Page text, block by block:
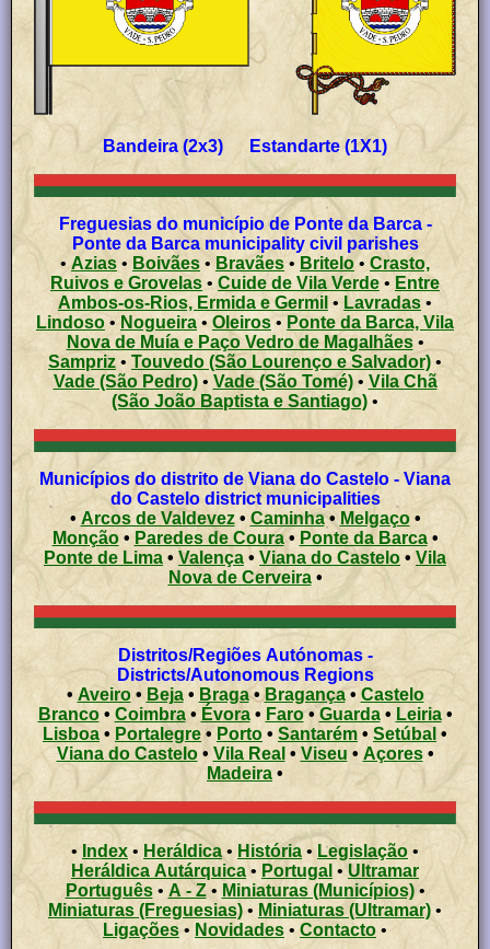
Bandeira (2x3) Estandarte (1X1)
Freguesias do município de Ponte da Barca -
Ponte da Barca municipality civil parishes
•Azias • Boivães • Bravães • Britelo• Crasto,
Ruivos e Grovelas • Cuide de Vila Verde • Entre
Ambos-os-Rios, Ermida e Germil • Lavradas •
Lindoso • Nogueira •Oleiros• Ponte da Barca, Vila
Nova de Muía e Paço Vedro de Magalhães•
Sampriz • Touvedo (São Lourenço e Salvador) •
Vade (São Pedro)• Vade (São Tomé)• Vila Chã
(São João Baptista e Santiago) •
Municípios do distrito de Viana do Castelo - Viana
do Castelo district municipalities
• Arcos de Valdevez• Caminha• Melgaço•
Monção• Paredes de Coura• Ponte da Barca•
Ponte de Lima • Valença • Viana do Castelo • Vila
Nova de Cerveira•
Distritos/Regiões Autónomas -
Districts/Autonomous Regions
• Aveiro• Beja• Braga•Bragança• Castelo
Branco• Coimbra• Évora• Faro•Guarda• Leiria•
Lisboa • Portalegre• Porto • Santarém • Setúbal •
Viana do Castelo• Vila Real • Viseu• Açores •
Madeira •
• Index• Heráldica • História • Legislação •
Heráldica Autárquica • Portugal •Ultramar
Português• A - Z• Miniaturas (Municípios)•
Miniaturas (Freguesias) • Miniaturas (Ultramar)•
Ligações • Novidades • Contacto •